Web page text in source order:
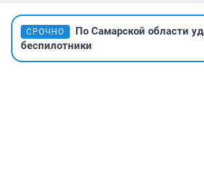
СРОЧНО
По Самарской области
беспилотники